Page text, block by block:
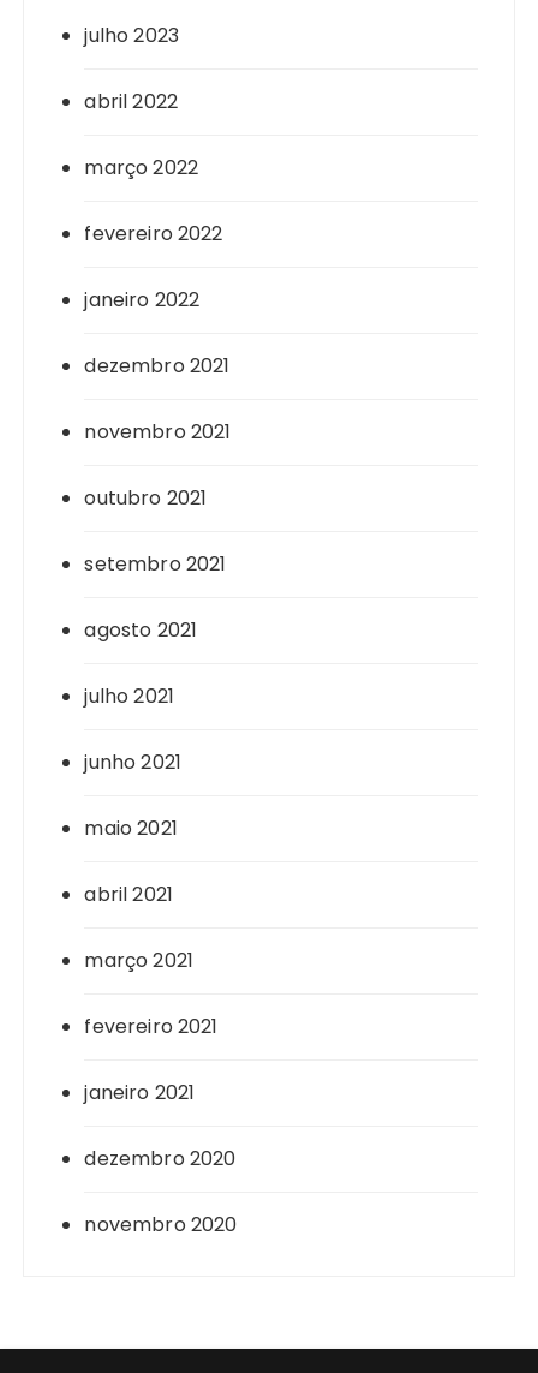
julho 2023
abril 2022
março 2022
fevereiro 2022
janeiro 2022
dezembro 2021
novembro 2021
outubro 2021
setembro 2021
agosto 2021
julho 2021
junho 2021
maio 2021
abril 2021
março 2021
fevereiro 2021
janeiro 2021
dezembro 2020
novembro 2020